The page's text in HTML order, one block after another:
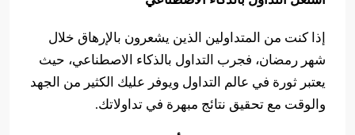
إذا كنت من المتداولين الذين يشعرون بالإرهاق خلال
شهر رمضان، فجرب التداول بالذكاء الاصطناعي، حيث
يعتبر ثورة في عالم التداول ويوفر عليك الكثير من الجهد
والوقت مع تحقيق نتائج مبهرة في تداولاتك.